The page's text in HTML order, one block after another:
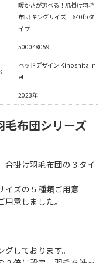
暖かさが選べる！肌掛け羽毛
布団 キングサイズ 640fpタ
イプ
500048059
ベッドデザイン Kinoshita. n
et
2023年
毛布団シリーズ
合掛け羽毛布団の３タイ
イズの５種類ご用意
意しました。
しております。